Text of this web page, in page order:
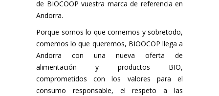
de BIOCOOP vuestra marca de referencia en
Andorra.
Porque somos lo que comemos y sobretodo,
comemos lo que queremos, BIOOCOP llega a
Andorra con una nueva oferta de
alimentación y productos BIO,
comprometidos con los valores para el
consumo responsable, el respeto a las